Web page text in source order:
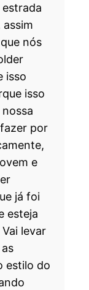
nós
isso
isso
por
e
já foi
esteja
levar
estilo do